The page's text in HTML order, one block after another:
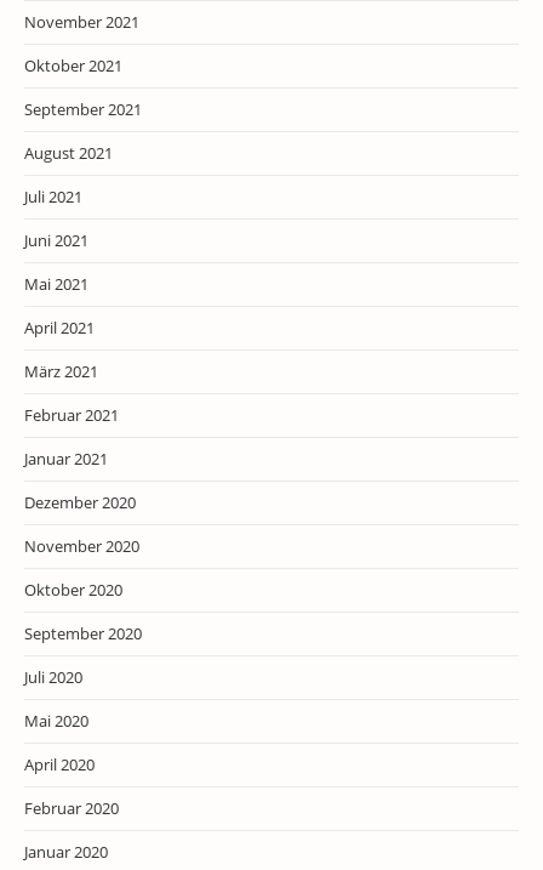
November 2021
Oktober 2021
September 2021
August 2021
Juli 2021
Juni 2021
Mai 2021
April 2021
März 2021
Februar 2021
Januar 2021
Dezember 2020
November 2020
Oktober 2020
September 2020
Juli 2020
Mai 2020
April 2020
Februar 2020
Januar 2020